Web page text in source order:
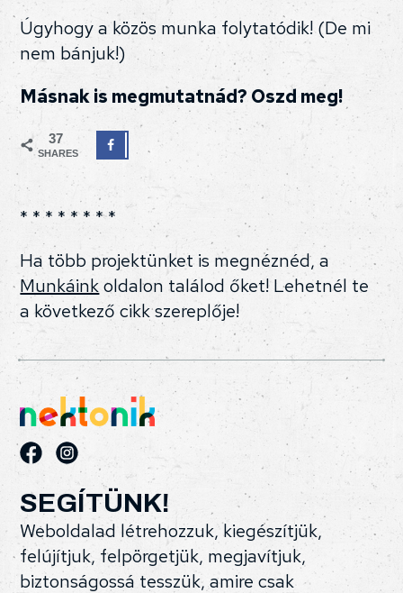
Úgyhogy a közös munka folytatódik! (De mi
nem bánjuk!)
Másnak is megmutatnád? Oszd meg!
37
SHARES
* * * * * * * *
Ha több projektünket is megnéznéd, a
Munkáinkoldalon találod őket! Lehetnél te
a következő cikk szereplője!
SEGÍTÜNK!
Weboldalad létrehozzuk, kiegészítjük,
felújítjuk, felpörgetjük, megjavítjuk,
biztonságossá tesszük, amire csak